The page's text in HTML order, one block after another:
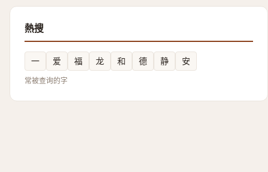
熱搜
一 爱 福 龙 和 德 静 安
常被查询的字